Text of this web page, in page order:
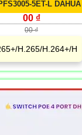
5ET-L DAHUA
00 ₫
00 ₫
H.265/H.264+/H